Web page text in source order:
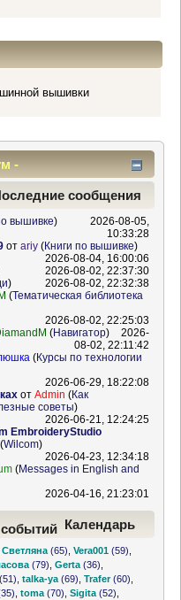
вышивки
-
сообщения
вышивке)
2026-08-05,
10:33:28
от ariy(Книги по вышивке)
2026-08-04, 16:00:06
2026-08-02, 22:37:30
)
2026-08-02, 22:32:38
(Тематическая библиотека
2026-08-02, 22:25:03
(Навигатор)
2026-
08-02, 22:11:42
(Курсы по технологии
2026-06-29, 18:22:08
от Admin (Как
советы)
2026-06-21, 12:24:25
EmbroideryStudio
(Wilcom)
2026-04-23, 12:34:18
(Messages in English and
2026-04-16, 21:23:01
Календарь
,Светляна (65) ,Vera001 (59)
(79) ,Gerta (36)
(51) ,talka-ya (69) ,Trafer(60)
,toma (70) ,Sigita (52)